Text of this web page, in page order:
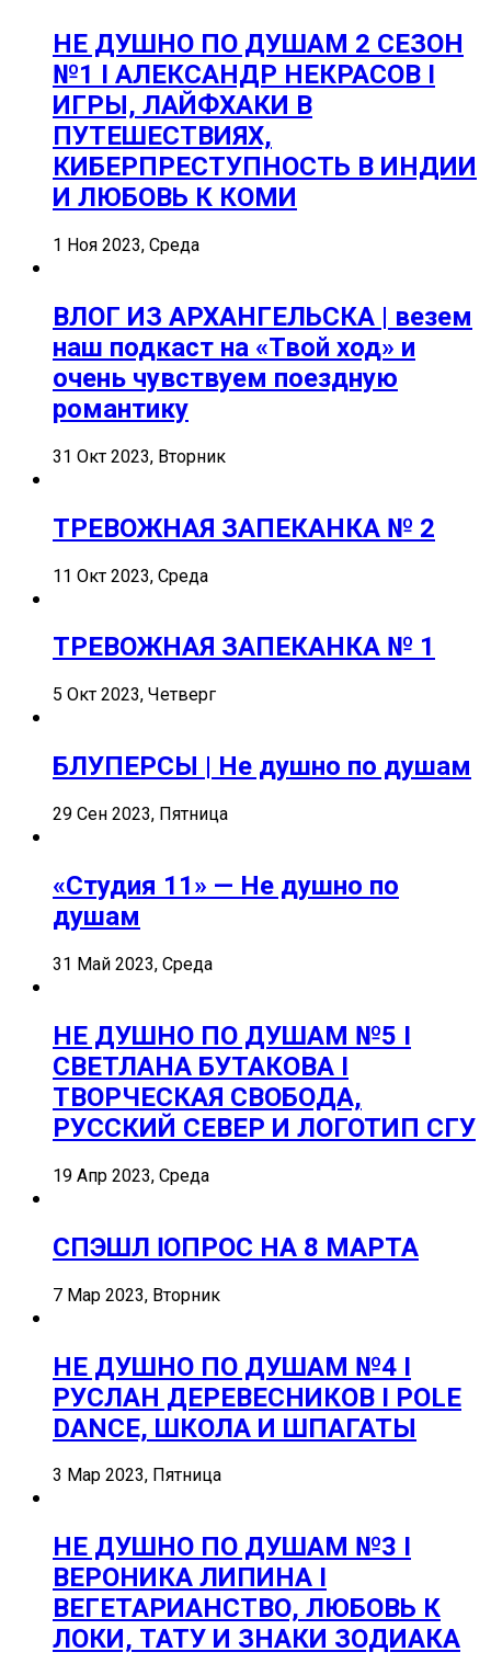
НЕ ДУШНО ПО ДУШАМ 2 СЕЗОН
№1 I АЛЕКСАНДР НЕКРАСОВ I
ИГРЫ, ЛАЙФХАКИ В
ПУТЕШЕСТВИЯХ,
КИБЕРПРЕСТУПНОСТЬ В ИНДИИ
И ЛЮБОВЬ К КОМИ
1 Ноя 2023, Среда
ВЛОГ ИЗ АРХАНГЕЛЬСКА | везем
наш подкаст на «Твой ход» и
очень чувствуем поездную
романтику
31 Окт 2023, Вторник
ТРЕВОЖНАЯ ЗАПЕКАНКА № 2
11 Окт 2023, Среда
ТРЕВОЖНАЯ ЗАПЕКАНКА № 1
5 Окт 2023, Четверг
БЛУПЕРСЫ | Не душно по душам
29 Сен 2023, Пятница
«Студия 11» — Не душно по
душам
31 Май 2023, Среда
НЕ ДУШНО ПО ДУШАМ №5 I
СВЕТЛАНА БУТАКОВА I
ТВОРЧЕСКАЯ СВОБОДА,
РУССКИЙ СЕВЕР И ЛОГОТИП СГУ
19 Апр 2023, Среда
СПЭШЛ ӏ ОПРОС НА 8 МАРТА
7 Мар 2023, Вторник
НЕ ДУШНО ПО ДУШАМ №4 I
РУСЛАН ДЕРЕВЕСНИКОВ I POLE
DANCE, ШКОЛА И ШПАГАТЫ
3 Мар 2023, Пятница
НЕ ДУШНО ПО ДУШАМ №3 I
ВЕРОНИКА ЛИПИНА I
ВЕГЕТАРИАНСТВО, ЛЮБОВЬ К
ЛОКИ, ТАТУ И ЗНАКИ ЗОДИАКА